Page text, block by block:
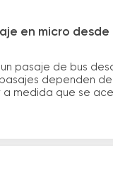
en micro
pasaje de bus
dependen
a medida que se